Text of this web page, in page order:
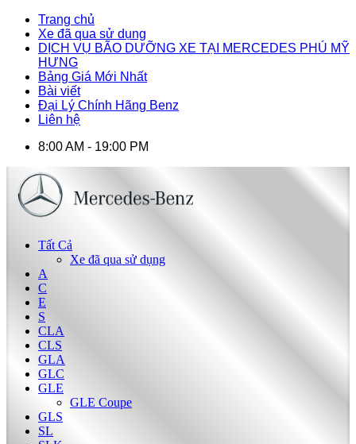
Trang chủ
Xe đã qua sử dụng
DỊCH VỤ BÃO DƯỠNG XE TẠI MERCEDES PHÚ MỸ
HƯNG
Bảng Giá Mới Nhất
Bài viết
Đại Lý Chính Hãng Benz
Liên hệ
8:00 AM - 19:00 PM
Tất Cả
Xe đã qua sử dụng
A
C
E
S
CLA
CLS
GLA
GLC
GLE
GLE Coupe
GLS
SL